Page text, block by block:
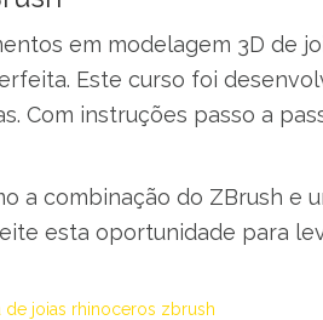
em modelagem 3D de
Este curso foi
Com instruções passo a
a combinação do ZBrush e
esta oportunidade para
de joias rhinoceros zbrush